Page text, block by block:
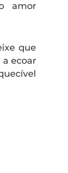
amor
que
a ecoar